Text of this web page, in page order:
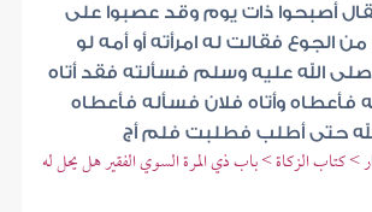
أصبحوا ذات يوم وقد عصبوا على
الجوع فقالت له امرأته أو أمه لو
صلى الله عليه وسلم فسألته فقد أتاه
فأعطاه وأتاه فلان فسأله فأعطاه
حتى أطلب فطلبت فلم أج
> كتاب الزكاة > باب ذي المرة السوي الفقير هل يحل له